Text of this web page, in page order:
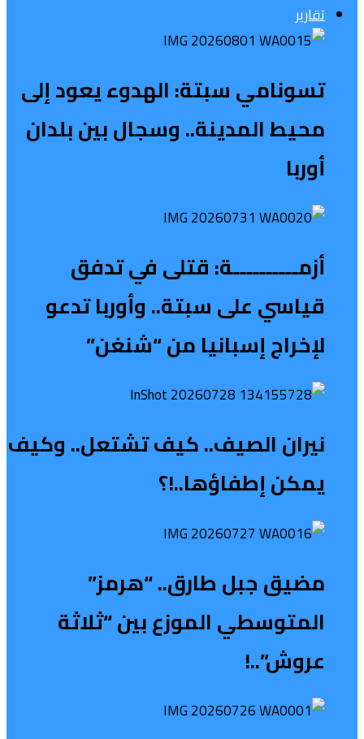
تقارير
تسونامي سبتة: الهدوء يعود إلى
محيط المدينة.. وسجال بين بلدان
أوربا
أزمــــــــــة: قتلى في تدفق
قياسي على سبتة.. وأوربا تدعو
لإخراج إسبانيا من “شنغن”
نيران الصيف.. كيف تشتعل.. وكيف
يمكن إطفاؤها..!؟
مضيق جبل طارق.. “هرمز”
المتوسطي الموزع بين “ثلاثة
عروش”..!